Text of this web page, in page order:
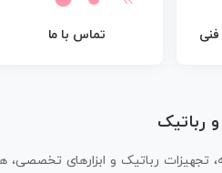
تماس با ما
رباتیک
تجهیزات رباتیک و ابزارهای